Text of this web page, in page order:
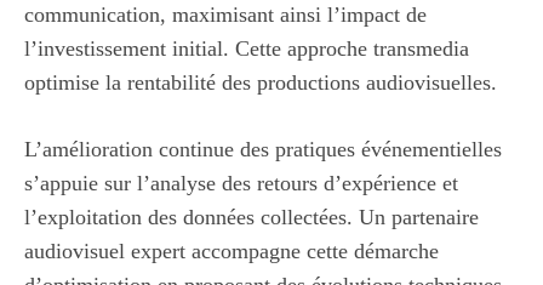
communication, maximisant ainsi l’impact de
l’investissement initial. Cette approche transmedia
optimise la rentabilité des productions audiovisuelles.
L’amélioration continue des pratiques événementielles
s’appuie sur l’analyse des retours d’expérience et
l’exploitation des données collectées. Un partenaire
audiovisuel expert accompagne cette démarche